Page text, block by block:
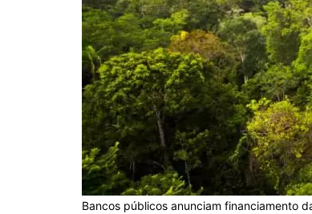
Bancos públicos anunciam financiamento